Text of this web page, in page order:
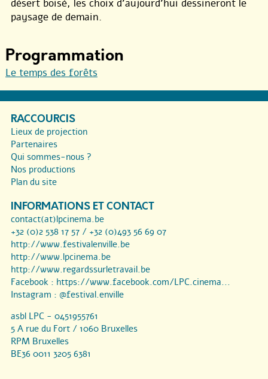
désert boisé, les choix d’aujourd’hui dessineront le
paysage de demain.
Programmation
Le temps des forêts
RACCOURCIS
Lieux de projection
Partenaires
Qui sommes-nous ?
Nos productions
Plan du site
INFORMATIONS ET CONTACT
contact(at)lpcinema.be
+32 (0)2 538 17 57 / +32 (0)493 56 69 07
http://www.festivalenville.be
http://www.lpcinema.be
http://www.regardssurletravail.be
Facebook : https://www.facebook.com/LPC.cinema...
Instagram : @festival.enville
asbl LPC - 0451955761
5 A rue du Fort / 1060 Bruxelles
RPM Bruxelles
BE36 0011 3205 6381